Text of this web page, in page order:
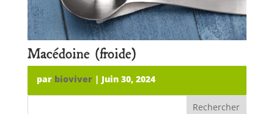
Macédoine (froide)
par bioviver| Juin 30, 2024
Rechercher